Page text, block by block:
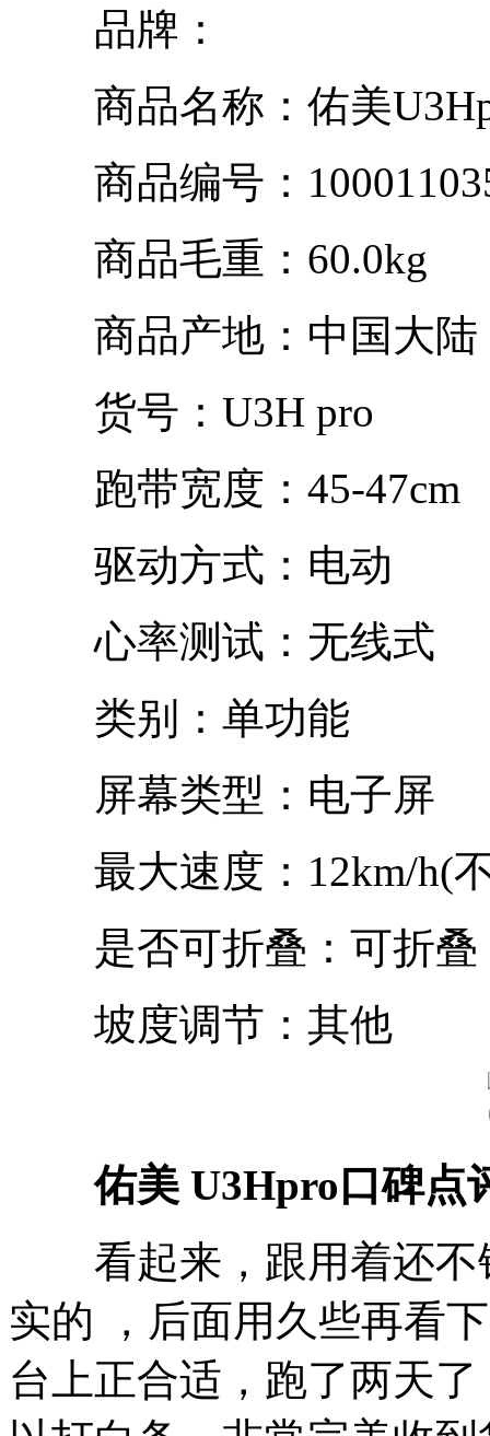
品牌：
商品名称：佑美
商品编号：
商品毛重：60.0kg
商品产地：中国大陆
货号：U3H pro
跑带宽度：45-47cm
驱动方式：电动
心率测试：无线式
类别：单功能
屏幕类型：电子屏
最大速度：12km/h(不
是否可折叠：可折叠
坡度调节：其他
佑美 U3Hpro口碑点
看起来，跟用着还不
实的 ，后面用久些再看
台上正合适，跑了两天